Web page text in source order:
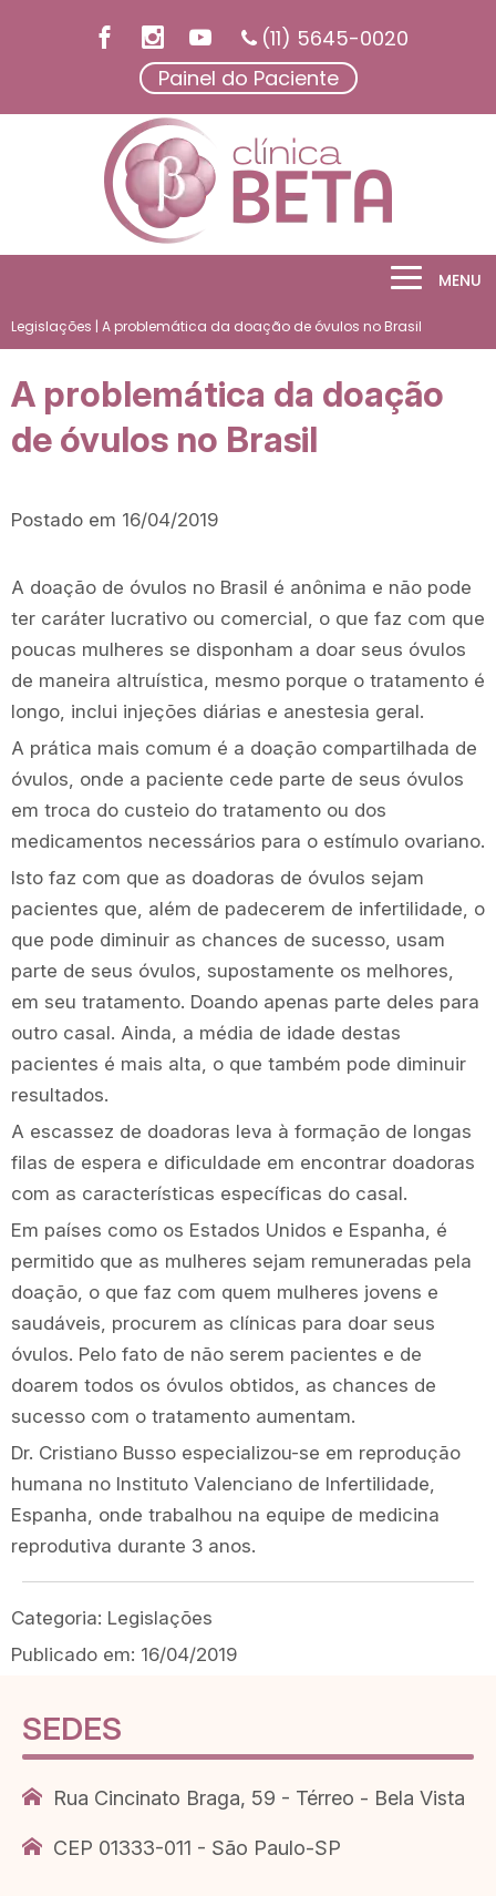
(11) 5645-0020
Painel do Paciente
MENU
Legislações | A problemática da doação de óvulos no Brasil
A problemática da doação
de óvulos no Brasil
Postado em 16/04/2019
A doação de óvulos no Brasil é anônima e não pode
ter caráter lucrativo ou comercial, o que faz com que
poucas mulheres se disponham a doar seus óvulos
de maneira altruística, mesmo porque o tratamento é
longo, inclui injeções diárias e anestesia geral.
A prática mais comum é a doação compartilhada de
óvulos, onde a paciente cede parte de seus óvulos
em troca do custeio do tratamento ou dos
medicamentos necessários para o estímulo ovariano.
Isto faz com que as doadoras de óvulos sejam
pacientes que, além de padecerem de infertilidade, o
que pode diminuir as chances de sucesso, usam
parte de seus óvulos, supostamente os melhores,
em seu tratamento. Doando apenas parte deles para
outro casal. Ainda, a média de idade destas
pacientes é mais alta, o que também pode diminuir
resultados.
A escassez de doadoras leva à formação de longas
filas de espera e dificuldade em encontrar doadoras
com as características específicas do casal.
Em países como os Estados Unidos e Espanha, é
permitido que as mulheres sejam remuneradas pela
doação, o que faz com quem mulheres jovens e
saudáveis, procurem as clínicas para doar seus
óvulos. Pelo fato de não serem pacientes e de
doarem todos os óvulos obtidos, as chances de
sucesso com o tratamento aumentam.
Dr. Cristiano Busso especializou-se em reprodução
humana no Instituto Valenciano de Infertilidade,
Espanha, onde trabalhou na equipe de medicina
reprodutiva durante 3 anos.
Categoria: Legislações
Publicado em: 16/04/2019
SEDES
Rua Cincinato Braga, 59 - Térreo - Bela Vista
CEP 01333-011 - São Paulo-SP